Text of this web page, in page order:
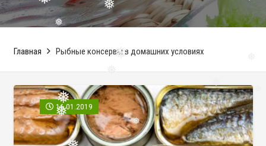
❅
❅
❅
❅
❅
❅
❅
❅
❅
❅
❅
❅
❅
❅
Главная Рыбные консервы в домашних условиях
16.01.2019